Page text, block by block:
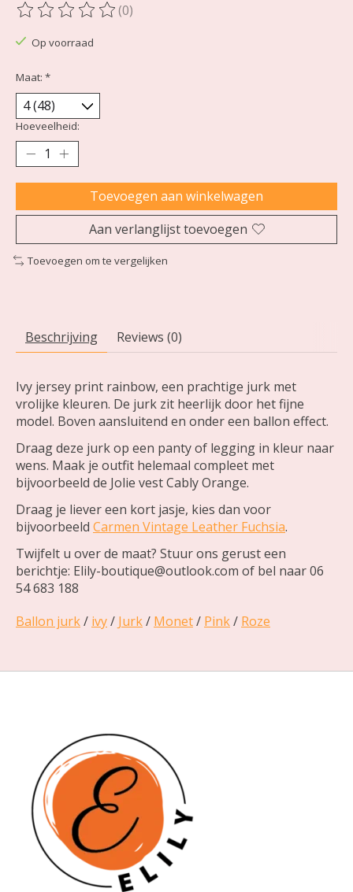
De beoordeling van dit product is
(0)
Op voorraad
Maat: *
Hoeveelheid:
Toevoegen aan winkelwagen
Aan verlanglijst toevoegen
Toevoegen om te vergelijken
Beschrijving Reviews (0)
Ivy jersey print rainbow, een prachtige jurk met
vrolijke kleuren. De jurk zit heerlijk door het fijne
model. Boven aansluitend en onder een ballon effect.
Draag deze jurk op een panty of legging in kleur naar
wens. Maak je outfit helemaal compleet met
bijvoorbeeld de Jolie vest Cably Orange.
Draag je liever een kort jasje, kies dan voor
bijvoorbeeld Carmen Vintage Leather Fuchsia.
Twijfelt u over de maat? Stuur ons gerust een
berichtje: Elily-boutique@outlook.com of bel naar 06
54 683 188
Ballon jurk/ ivy/ Jurk/ Monet/ Pink/ Roze